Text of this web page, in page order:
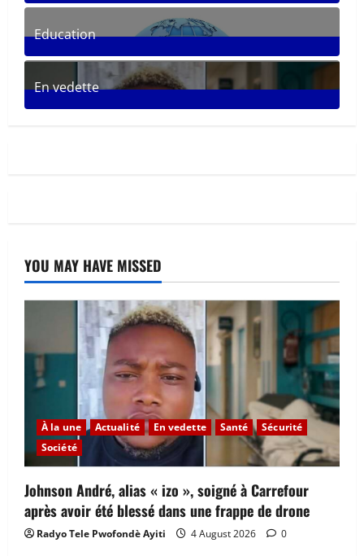
30Posts
Education
33Posts
En vedette
YOU MAY HAVE MISSED
À la une Actualité En vedette Santé
Sécurité
Société
Johnson André, alias « izo », soigné à Carrefour
après avoir été blessé dans une frappe de drone
Radyo Tele Pwofondè Ayiti 4 August 2026 0